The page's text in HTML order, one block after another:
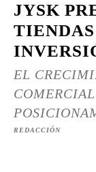
JYSK
EL
REDACCIÓN